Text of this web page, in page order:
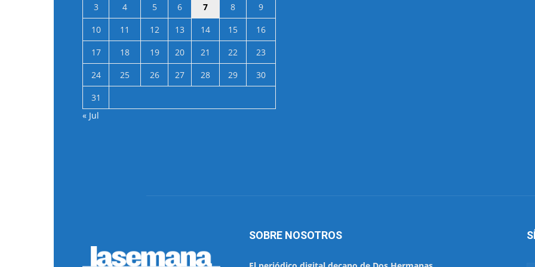
3
4 5 6 7 8
9
10
11 12 13 14 15
16
17
18 19 20 21 22
23
24
25 26 27 28 29
30
31
« Jul
SOBRE NOSOTROS